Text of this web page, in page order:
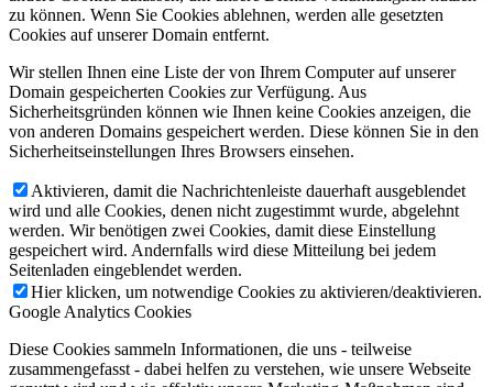
zu können. Wenn Sie Cookies ablehnen, werden alle gesetzten
Cookies auf unserer Domain entfernt.
Wir stellen Ihnen eine Liste der von Ihrem Computer auf unserer
Domain gespeicherten Cookies zur Verfügung. Aus
Sicherheitsgründen können wie Ihnen keine Cookies anzeigen, die
von anderen Domains gespeichert werden. Diese können Sie in den
Sicherheitseinstellungen Ihres Browsers einsehen.
Aktivieren, damit die Nachrichtenleiste dauerhaft ausgeblendet
wird und alle Cookies, denen nicht zugestimmt wurde, abgelehnt
werden. Wir benötigen zwei Cookies, damit diese Einstellung
gespeichert wird. Andernfalls wird diese Mitteilung bei jedem
Seitenladen eingeblendet werden.
Hier klicken, um notwendige Cookies zu aktivieren/deaktivieren.
Google Analytics Cookies
Diese Cookies sammeln Informationen, die uns - teilweise
zusammengefasst - dabei helfen zu verstehen, wie unsere Webseite